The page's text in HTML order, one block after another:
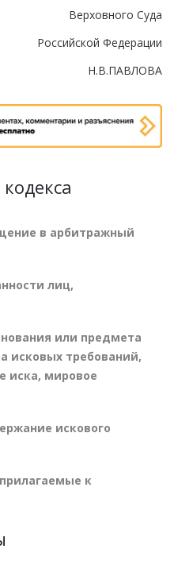
Верховного Суда
Российской Федерации
Н.В.ПАВЛОВА
в арбитражный
лиц,
или предмета
исковых требований,
иска, мировое
искового
к